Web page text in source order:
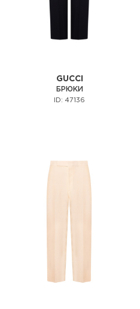
GUCCI
БРЮКИ
ID: 47136